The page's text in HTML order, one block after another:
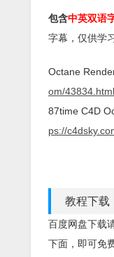
包含中英双语
字幕，仅供学
Octane
om/43834.html
87time C4D
ps://
教程下载
百度网盘下载
下面，即可免